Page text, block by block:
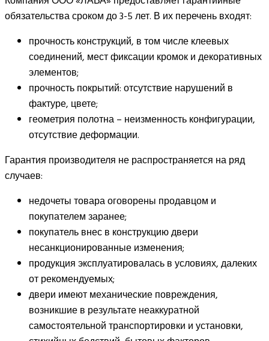
обязательства сроком до 3-5 лет. В их перечень входят:
прочность конструкций, в том числе клеевых
соединений, мест фиксации кромок и декоративных
элементов;
прочность покрытий: отсутствие нарушений в
фактуре, цвете;
геометрия полотна – неизменность конфигурации,
отсутствие деформации.
Гарантия производителя не распространяется на ряд
случаев:
недочеты товара оговорены продавцом и
покупателем заранее;
покупатель внес в конструкцию двери
несанкционированные изменения;
продукция эксплуатировалась в условиях, далеких
от рекомендуемых;
двери имеют механические повреждения,
возникшие в результате неаккуратной
самостоятельной транспортировки и установки,